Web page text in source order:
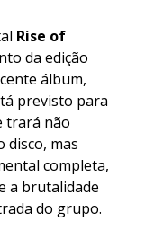
Rise of
da edição
álbum,
previsto para
trará não
disco, mas
completa,
a brutalidade
do grupo.